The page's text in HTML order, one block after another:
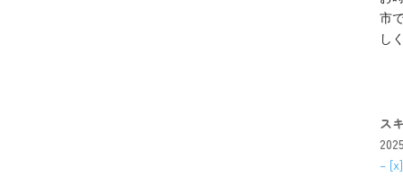
市
し
ス
–